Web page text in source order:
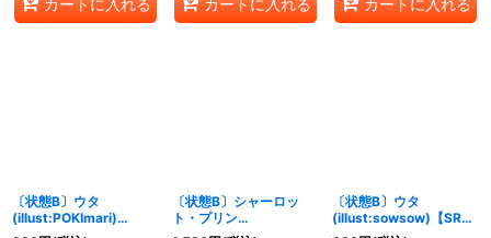
〔状態B〕ウタ
(illust:POKImari)
【SR】{ST05-004}
〔状態B〕シャーロッ
ト・プリン
(illust:hmng)【C】
〔状態B〕ウタ
(illust:sowsow)【SR】
{ST08-002}